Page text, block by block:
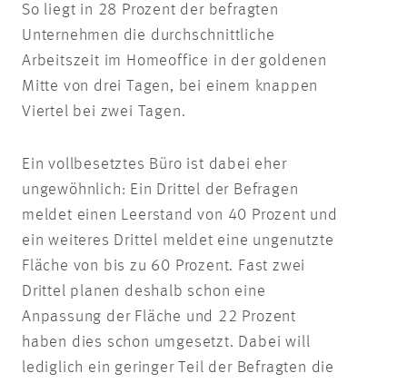
So liegt in 28 Prozent der befragten
Unternehmen die durchschnittliche
Arbeitszeit im Homeoffice in der goldenen
Mitte von drei Tagen, bei einem knappen
Viertel bei zwei Tagen.
Ein vollbesetztes Büro ist dabei eher
ungewöhnlich: Ein Drittel der Befragen
meldet einen Leerstand von 40 Prozent und
ein weiteres Drittel meldet eine ungenutzte
Fläche von bis zu 60 Prozent. Fast zwei
Drittel planen deshalb schon eine
Anpassung der Fläche und 22 Prozent
haben dies schon umgesetzt. Dabei will
lediglich ein geringer Teil der Befragten die